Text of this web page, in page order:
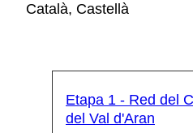
Català, Castellà
Etapa 1 - Red del
del Val d'Aran